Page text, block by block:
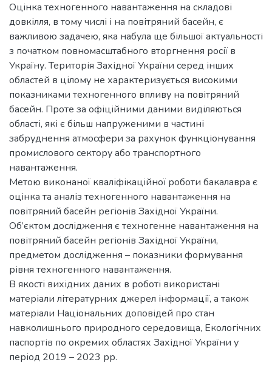
Оцінка техногенного навантаження на складові
довкілля, в тому числі і на повітряний басейн, є
важливою задачею, яка набула ще більшої актуальності
з початком повномасштабного вторгнення росії в
Україну. Територія Західної України серед інших
областей в цілому не характеризується високими
показниками техногенного впливу на повітряний
басейн. Проте за офіційними даними виділяються
області, які є більш напруженими в частині
забруднення атмосфери за рахунок функціонування
промислового сектору або транспортного
навантаження.
Метою виконаної кваліфікаційної роботи бакалавра є
оцінка та аналіз техногенного навантаження на
повітряний басейн регіонів Західної України.
Об’єктом дослідження є техногенне навантаження на
повітряний басейн регіонів Західної України,
предметом дослідження – показники формування
рівня техногенного навантаження.
В якості вихідних даних в роботі використані
матеріали літературних джерел інформації, а також
матеріали Національних доповідей про стан
навколишнього природного середовища, Екологічних
паспортів по окремих областях Західної України у
період 2019 – 2023 рр.